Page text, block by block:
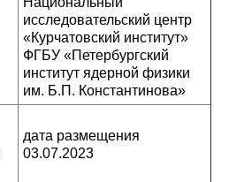
исследовательский центр
«Курчатовский институт»
ФГБУ «Петербургский
институт ядерной физики
им. Б.П. Константинова»
дата размещения
03.07.2023